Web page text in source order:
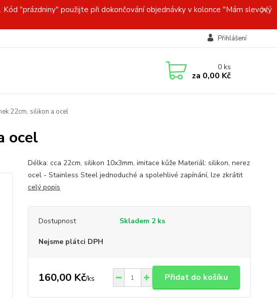
"prázdniny" použijte při dokončování objednávky v kolonce "Mám slevový
Přihlášení
0ks
za 0,00 Kč
22cm, silikon a ocel
ocel
Délka: cca 22cm, silikon 10x3mm, imitace kůže Materiál: silikon, nerez
ocel - Stainless Steel jednoduché a spolehlivé zapínání, lze zkrátit
celý popis
Dostupnost Skladem 2 ks
Nejsme plátci DPH
160,00 Kč/ks Přidat do košíku